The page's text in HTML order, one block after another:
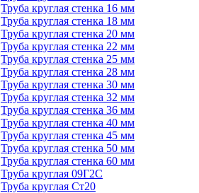
Труба круглая стенка 16 мм
Труба круглая стенка 18 мм
Труба круглая стенка 20 мм
Труба круглая стенка 22 мм
Труба круглая стенка 25 мм
Труба круглая стенка 28 мм
Труба круглая стенка 30 мм
Труба круглая стенка 32 мм
Труба круглая стенка 36 мм
Труба круглая стенка 40 мм
Труба круглая стенка 45 мм
Труба круглая стенка 50 мм
Труба круглая стенка 60 мм
Труба круглая 09Г2С
Труба круглая Ст20